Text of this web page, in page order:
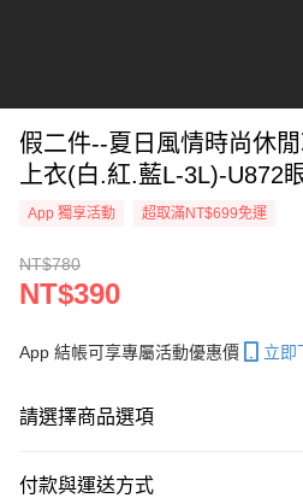
假二件--夏日風情時尚休
上衣(白.紅.藍L-3L)-U872
App 獨享活動 超取滿NT$699免運
NT$780
NT$390
App 結帳可享專屬活動優惠價 立即
請選擇商品選項
付款與運送方式